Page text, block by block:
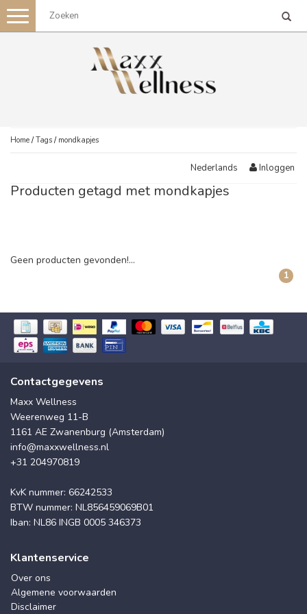
Toggle
navigation
Home /Tags / mondkapjes
Nederlands Inloggen
Producten getagd met mondkapjes
Geen producten gevonden!...
1
Contactgegevens
Maxx Wellness
Weerenweg 11-B
1161 AE Zwanenburg (Amsterdam)
info@maxxwellness.nl
+31 204970819
KvK nummer: 66242533
BTW nummer: NL856459069B01
Iban: NL86 INGB 0005 346373
Klantenservice
Over ons
Algemene voorwaarden
Disclaimer